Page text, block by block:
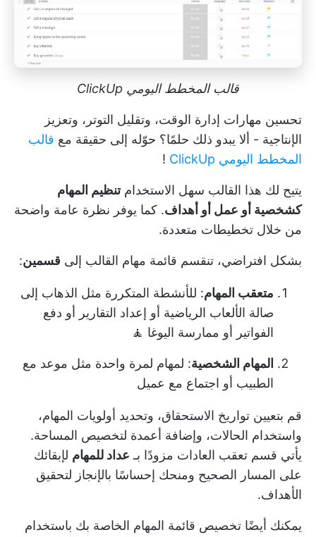
قالب المخطط اليومي ClickUp
تحسين مهارات إدارة الوقت، وتقليل التوتر، وتعزيز
الإنتاجية - ألا يبدو ذلك حلمًا؟ حوّله إلى حقيقة مع قالب
المخطط اليومي ClickUp
!
يتيح لك هذا القالب سهل الاستخدامتنظيم المهام
كشخصية أو عمل أو أهداف. كما يوفر نظرة عامة واضحة
من خلال تخطيطات متعددة.
بشكل افتراضي، تنقسم قائمة مهام القالب إلى قسمين:
متعقب المهام: للأنشطة المتكررة مثل الذهاب إلى
صالة الألعاب الرياضية أو إعداد التقارير أو دفع
الفواتير أو ممارسة اليوغا 🧘
المهام الشخصية: لمهام لمرة واحدة مثل موعد مع
الطبيب أو اجتماع مع عميل
قم بتعيين تواريخ الاستحقاق، وتحديد أولويات المهام،
واستخدام الحالات، وإضافة أعمدة لتخصيص المساحة.
يأتي قسم تعقب العادات مزودًا بـ عداد للمهام لإبقائك
على المسار الصحيح ومنحك إحساسًا بالإنجاز لتحقيق
الأهداف.
يمكنك أيضًا تخصيص قائمة المهام الخاصة بك باستخدام